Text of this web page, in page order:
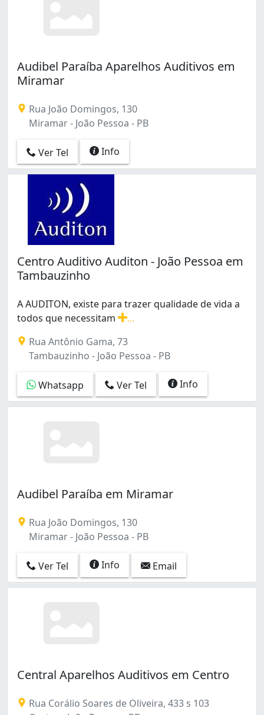
Audibel Paraíba Aparelhos Auditivos em
Miramar
Rua João Domingos, 130
Miramar - João Pessoa - PB
Ver Tel Info
Centro Auditivo Auditon - João Pessoa em
Tambauzinho
A AUDITON, existe para trazer qualidade de vida a
todos que necessitam
Rua Antônio Gama, 73
Tambauzinho - João Pessoa - PB
Whatsapp Ver Tel Info
Audibel Paraíba em Miramar
Rua João Domingos, 130
Miramar - João Pessoa - PB
Ver Tel Info Email
Central Aparelhos Auditivos em Centro
Rua Corálio Soares de Oliveira, 433 s 103